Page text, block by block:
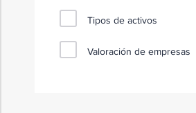
Tipos de activos
Valoración de empresas